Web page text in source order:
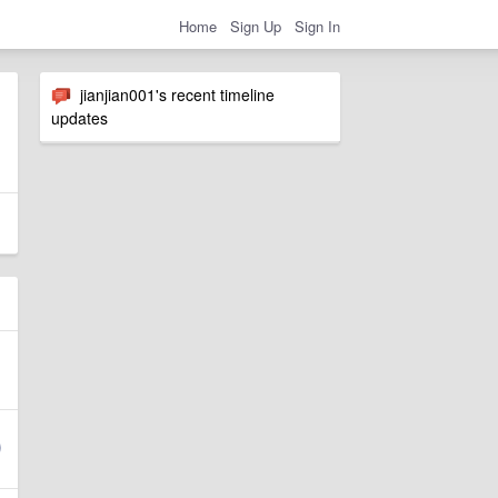
Home Sign Up Sign In
jianjian001's recent timeline
updates